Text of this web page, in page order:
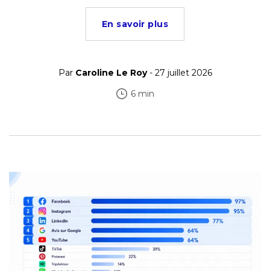
En savoir plus
Par Caroline Le Roy- 27 juillet 2026
6 min